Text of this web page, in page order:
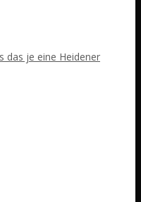
das je eine Heidener